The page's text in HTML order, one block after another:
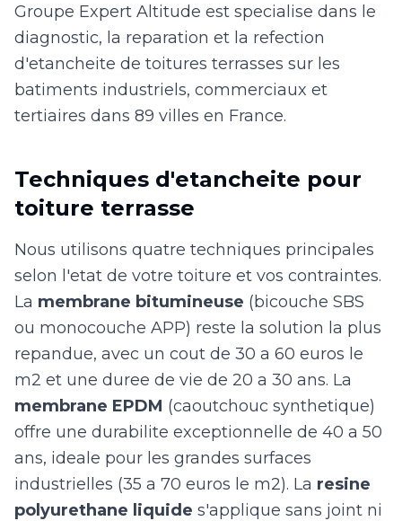
Groupe Expert Altitude est specialise dans le
diagnostic, la reparation et la refection
d'etancheite de toitures terrasses sur les
batiments industriels, commerciaux et
tertiaires dans 89 villes en France.
Techniques d'etancheite pour
toiture terrasse
Nous utilisons quatre techniques principales
selon l'etat de votre toiture et vos contraintes.
La membrane bitumineuse (bicouche SBS
ou monocouche APP) reste la solution la plus
repandue, avec un cout de 30 a 60 euros le
m2 et une duree de vie de 20 a 30 ans. La
membrane EPDM (caoutchouc synthetique)
offre une durabilite exceptionnelle de 40 a 50
ans, ideale pour les grandes surfaces
industrielles (35 a 70 euros le m2). La resine
polyurethane liquide s'applique sans joint ni